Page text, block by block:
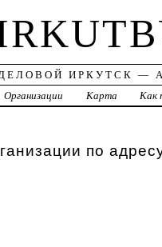
ИРКУТСК —
Организации Карта Как
по